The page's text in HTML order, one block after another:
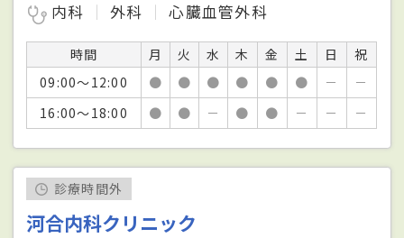
内科
外科 心臓血管外科
時間 月 火 水 木 金 土 日
祝
09:00～12:00
● ● ● ● ● ● －
－
16:00～18:00
● ● － ● ● － － －
診療時間外
河合内科クリニック